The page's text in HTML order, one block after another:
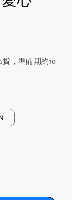
，準備期約10